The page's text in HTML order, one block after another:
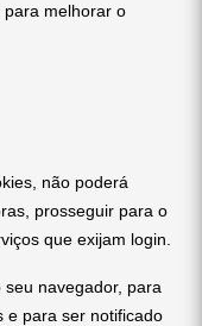
para melhorar o
não poderá
prosseguir para o
que exijam login.
navegador, para
e para ser notificado